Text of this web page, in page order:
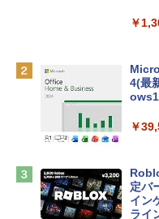
ィゴ
￥
ンケ
￥
￥
4(最
￥
定バ
イン
ライ